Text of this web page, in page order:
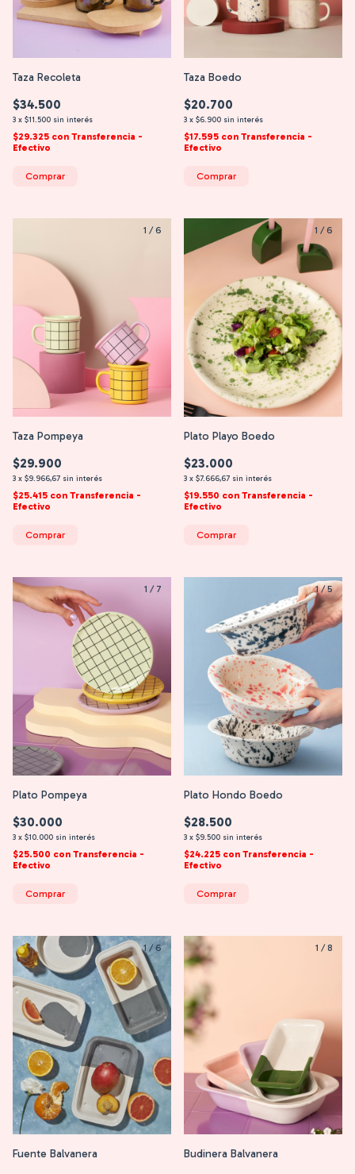
Taza Recoleta
$34.500
3 x $11.500 sin interés
$29.325 con Transferencia -
Efectivo
Comprar
Taza Boedo
$20.700
3 x $6.900 sin interés
$17.595 con Transferencia -
Efectivo
Comprar
1 /6
Taza Pompeya
$29.900
3 x $9.966,67 sin interés
$25.415 con Transferencia -
Efectivo
Comprar
1 /6
Plato Playo Boedo
$23.000
3 x $7.666,67 sin interés
$19.550 con Transferencia -
Efectivo
Comprar
1 / 7
Plato Pompeya
$30.000
3 x $10.000 sin interés
$25.500 con Transferencia -
Efectivo
Comprar
1/5
Plato Hondo Boedo
$28.500
3 x $9.500 sin interés
$24.225 con Transferencia -
Efectivo
Comprar
1 / 6
Fuente Balvanera
1 /8
Budinera Balvanera